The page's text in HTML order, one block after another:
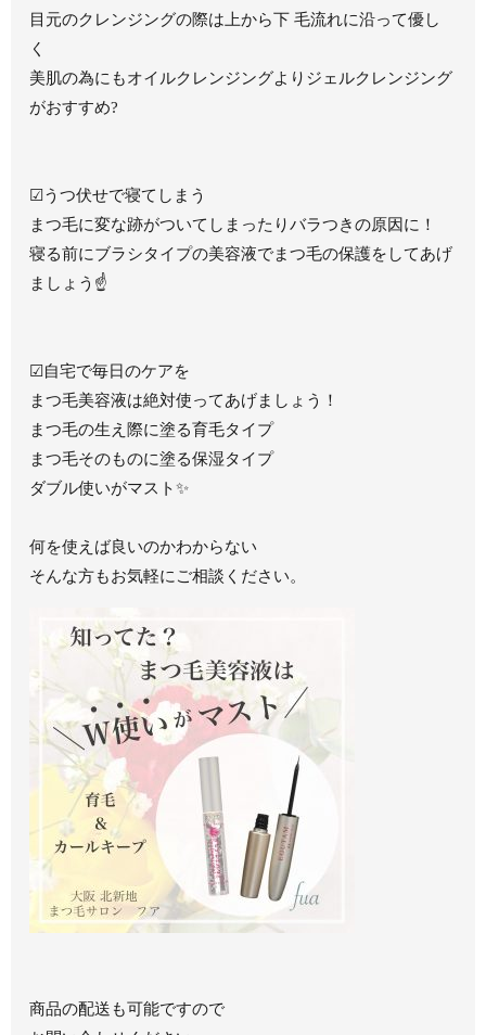
目元のクレンジングの際は上から下 毛流れに沿って優し
く
美肌の為にもオイルクレンジングよりジェルクレンジング
がおすすめ?
☑︎うつ伏せで寝てしまう
まつ毛に変な跡がついてしまったりバラつきの原因に！
寝る前にブラシタイプの美容液でまつ毛の保護をしてあげ
ましょう☝️
☑︎自宅で毎日のケアを
まつ毛美容液は絶対使ってあげましょう！
まつ毛の生え際に塗る育毛タイプ
まつ毛そのものに塗る保湿タイプ
ダブル使いがマスト✨
何を使えば良いのかわからない
そんな方もお気軽にご相談ください。
商品の配送も可能ですので